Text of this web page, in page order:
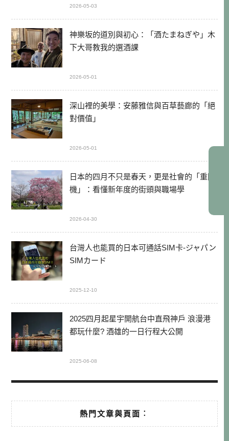
2026-05-03
神樂坂的道別與初心：「酒たまねぎや」木
下大哥教我的選酒課
2026-05-01
深山裡的美學：安藤雅信與百草藝廊的「絕
對價值」
2026-05-01
日本的四月不只是春天，更是社會的「重開
機」：看懂新年度的街頭與職場學
2026-04-30
台灣人也能買的日本可通話SIM卡-ジャパン
SIMカード
2025-12-10
2025四月起星宇開航台中直飛神戶 浪漫港
都玩什麼? 酒雄的一日行程大公開
2025-06-08
熱門文章與頁面︰